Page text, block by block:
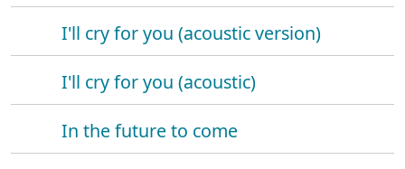
I'll cry for you (acoustic version)
I'll cry for you (acoustic)
In the future to come